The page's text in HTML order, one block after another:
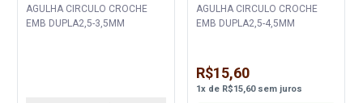
AGULHA CIRCULO CROCHE
EMB DUPLA2,5-3,5MM
AGULHA CIRCULO CROCHE
EMB DUPLA2,5-4,5MM
R$15,60
1xde R$15,60sem juros